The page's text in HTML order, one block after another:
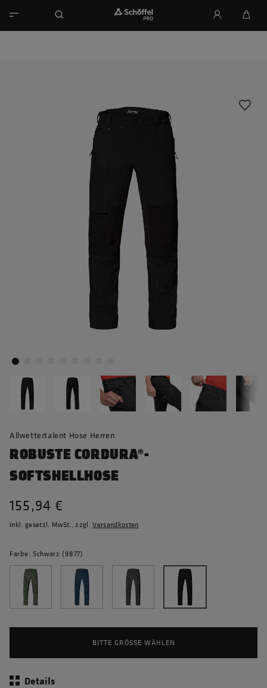
Allwettertalent Hose Herren
ROBUSTE CORDURA®-
SOFTSHELLHOSE
155,94 €
inkl. gesetzl. MwSt., zzgl.Versandkosten
Farbe: Schwarz (9877)
BITTE GRÖSSE WÄHLEN
Details